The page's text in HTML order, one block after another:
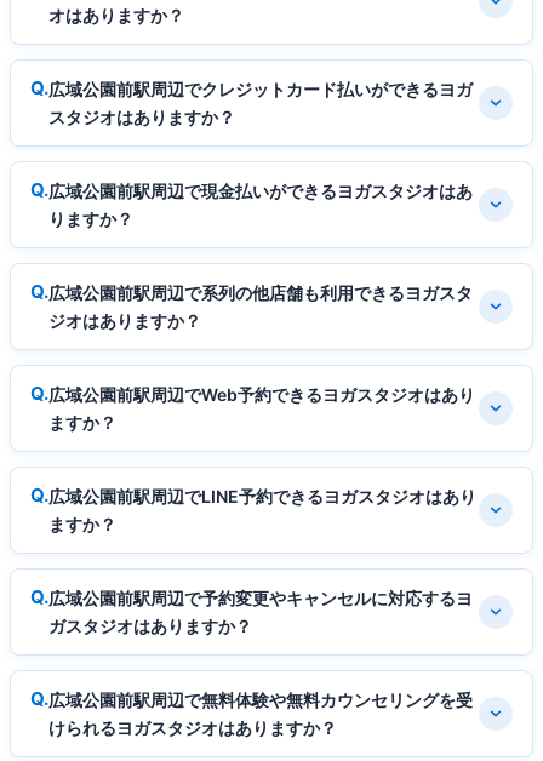
オはありますか？
広域公園前駅周辺でクレジットカード払いができるヨガ
スタジオはありますか？
広域公園前駅周辺で現金払いができるヨガスタジオはあ
りますか？
広域公園前駅周辺で系列の他店舗も利用できるヨガスタ
ジオはありますか？
広域公園前駅周辺でWeb予約できるヨガスタジオはあり
ますか？
広域公園前駅周辺でLINE予約できるヨガスタジオはあり
ますか？
広域公園前駅周辺で予約変更やキャンセルに対応するヨ
ガスタジオはありますか？
広域公園前駅周辺で無料体験や無料カウンセリングを受
けられるヨガスタジオはありますか？